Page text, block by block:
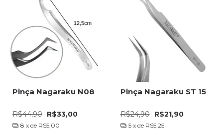
Pinça Nagaraku N08
R$44,90 R$33,00
8 x de R$5,00
Pinça Nagaraku ST 15
R$24,90 R$21,90
5 x de R$5,25